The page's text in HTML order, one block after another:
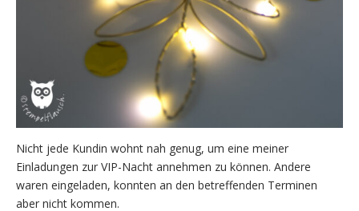
Nicht jede Kundin wohnt nah genug, um eine meiner
Einladungen zur VIP-Nacht annehmen zu können. Andere
waren eingeladen, konnten an den betreffenden Terminen
aber nicht kommen.